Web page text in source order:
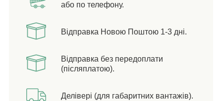
або по телефону.
Відправка Новою Поштою 1-3 дні.
Відправка без передоплати
(післяплатою).
Делівері (для габаритних вантажів).